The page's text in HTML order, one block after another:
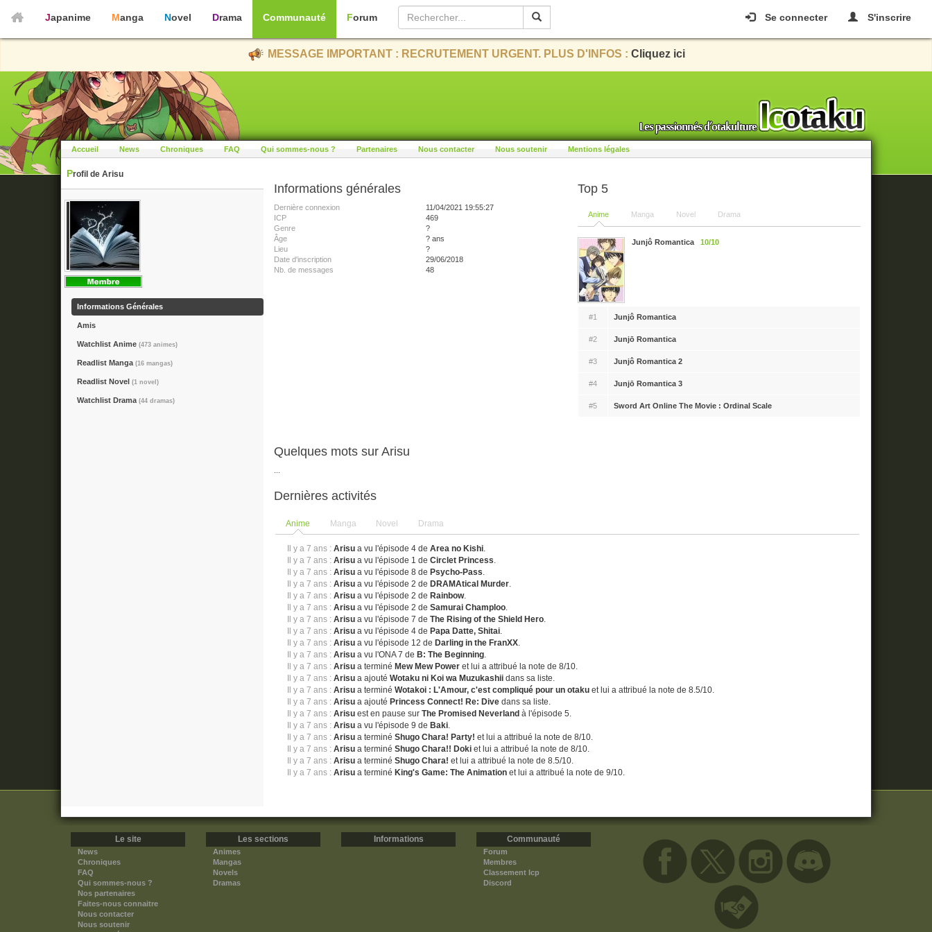
Se connecter S'inscrire
Japanime Manga Novel Drama Communauté Forum
MESSAGE IMPORTANT : RECRUTEMENT URGENT. PLUS D'INFOS : Cliquez ici
Accueil News Chroniques FAQ Qui sommes-nous ? Partenaires Nous contacter Nous soutenir Mentions légales
Profil de Arisu
Informations Générales
Amis
Watchlist Anime (473 animes)
Readlist Manga (16 mangas)
Readlist Novel (1 novel)
Watchlist Drama (44 dramas)
Informations générales
Dernière connexion
11/04/2021 19:55:27
ICP
469
Genre
?
Âge
? ans
Lieu
?
Date d'inscription
29/06/2018
Nb. de messages
48
Top 5
Anime Manga Novel Drama
Junjô Romantica 10/10
#1 Junjô Romantica
#2 Junjō Romantica
#3 Junjô Romantica 2
#4 Junjō Romantica 3
#5 Sword Art Online The Movie : Ordinal Scale
Quelques mots sur Arisu
Dernières activités
Anime Manga Novel Drama
Il y a 7 ans : Arisu a vu l'épisode 4 deArea no Kishi.
Il y a 7 ans : Arisu a vu l'épisode 1 deCirclet Princess.
Il y a 7 ans : Arisu a vu l'épisode 8 de Psycho-Pass.
Il y a 7 ans : Arisu a vu l'épisode 2 de DRAMAtical Murder.
Il y a 7 ans : Arisu a vu l'épisode 2 de Rainbow.
Il y a 7 ans : Arisu a vu l'épisode 2 deSamurai Champloo.
Il y a 7 ans : Arisu a vu l'épisode 7 deThe Rising of the Shield Hero.
Il y a 7 ans : Arisu a vu l'épisode 4 de Papa Datte, Shitai.
Il y a 7 ans : Arisu a vu l'épisode 12 de Darling in the FranXX.
Il y a 7 ans : Arisu a vu l'ONA 7 de B: The Beginning.
Il y a 7 ans : Arisu a terminé Mew Mew Power et lui a attribué la note de 8/10.
Il y a 7 ans : Arisu a ajoutéWotaku ni Koi wa Muzukashii dans sa liste.
Il y a 7 ans : Arisu a terminéWotakoi : L'Amour, c'est compliqué pour un otaku et lui a attribué la note de 8.5/10.
Il y a 7 ans : Arisu a ajouté Princess Connect! Re: Dive dans sa liste.
Il y a 7 ans : Arisu est en pause surThe Promised Neverland à l'épisode 5.
Il y a 7 ans : Arisu a vu l'épisode 9 de Baki.
Il y a 7 ans : Arisu a terminéShugo Chara! Party! et lui a attribué la note de 8/10.
Il y a 7 ans : Arisu a terminéShugo Chara!! Doki et lui a attribué la note de 8/10.
Il y a 7 ans : Arisu a terminéShugo Chara! et lui a attribué la note de 8.5/10.
Il y a 7 ans : Arisu a terminé King's Game: The Animation et lui a attribué la note de 9/10.
Le site
News
Chroniques
FAQ
Qui sommes-nous ?
Nos partenaires
Faites-nous connaitre
Nous contacter
Nous soutenir
Les sections
Animes
Mangas
Novels
Dramas
Informations Communauté
Forum
Membres
Classement Icp
Discord